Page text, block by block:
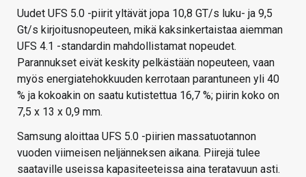
Uudet UFS 5.0 -piirit yltävät jopa 10,8 GT/s luku- ja 9,5
Gt/s kirjoitusnopeuteen, mikä kaksinkertaistaa aiemman
UFS 4.1 -standardin mahdollistamat nopeudet.
Parannukset eivät keskity pelkästään nopeuteen, vaan
myös energiatehokkuuden kerrotaan parantuneen yli 40
% ja kokoakin on saatu kutistettua 16,7 %; piirin koko on
7,5 x 13 x 0,9 mm.
Samsung aloittaa UFS 5.0 -piirien massatuotannon
vuoden viimeisen neljänneksen aikana. Piirejä tulee
saataville useissa kapasiteeteissa aina teratavuun asti.